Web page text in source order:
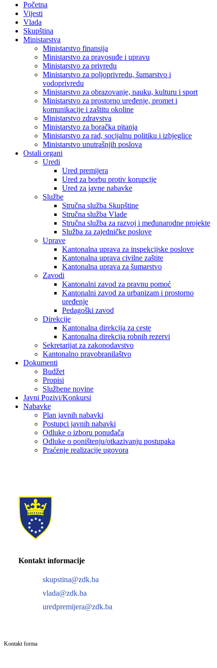
Početna
Vijesti
Vlada
Skupština
Ministarstva
Ministarstvo finansija
Ministarstvo za pravosuđe i upravu
Ministarstvo za privredu
Ministarstvo za poljoprivredu, šumarstvo i
vodoprivredu
Ministarstvo za obrazovanje, nauku, kulturu i sport
Ministarstvo za prostorno uređenje, promet i
komunikacije i zaštitu okoline
Ministarstvo zdravstva
Ministarstvo za boračka pitanja
Ministarstvo za rad, socijalnu politiku i izbjeglice
Ministarstvo unutrašnjih poslova
Ostali organi
Uredi
Ured premijera
Ured za borbu protiv korupcije
Ured za javne nabavke
Službe
Stručna služba Skupštine
Stručna služba Vlade
Stručna služba za razvoj i međunarodne projekte
Služba za zajedničke poslove
Uprave
Kantonalna uprava za inspekcijske poslove
Kantonalna uprava civilne zaštite
Kantonalna uprava za šumarstvo
Zavodi
Kantonalni zavod za pravnu pomoć
Kantonalni zavod za urbanizam i prostorno
uređenje
Pedagoški zavod
Direkcije
Kantonalna direkcija za ceste
Kantonalna direkcija robnih rezervi
Sekretarijat za zakonodavstvo
Kantonalno pravobranilaštvo
Dokumenti
Budžet
Propisi
Službene novine
Javni Pozivi/Konkursi
Nabavke
Plan javnih nabavki
Postupci javnih nabavki
Odluke o izboru ponuđača
Odluke o poništenju/otkazivanju postupaka
Praćenje realizacije ugovora
Kontakt informacije
skupstina@zdk.ba
vlada@zdk.ba
uredpremijera@zdk.ba
Kontakt forma